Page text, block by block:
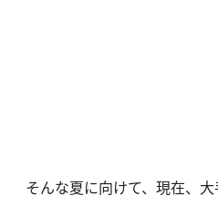
そんな夏に向けて、現在、